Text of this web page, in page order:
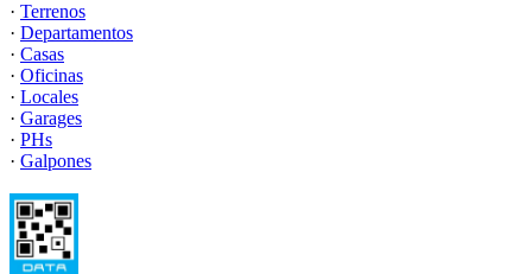
· Terrenos
· Departamentos
· Casas
· Oficinas
· Locales
· Garages
· PHs
· Galpones